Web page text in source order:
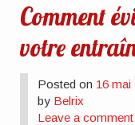
Comment
votre
Posted on 16 mai
by Belrix
Leave a comment